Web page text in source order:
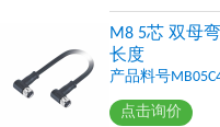
M8 5芯 双母
长度
产品料号
点击询价